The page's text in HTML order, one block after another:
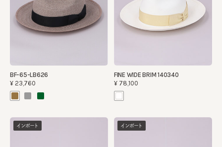
BF-65-LB626
¥23,760
FINE WIDE BRIM 140340
¥78,100
インポート インポート